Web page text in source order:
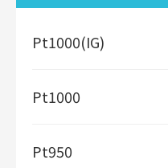
Pt1000(IG)
Pt1000
Pt950